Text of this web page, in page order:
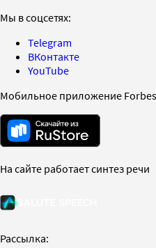
Мы в соцсетях:
Telegram
ВКонтакте
YouTube
Мобильное приложение
На сайте работает синтез речи
Рассылка: